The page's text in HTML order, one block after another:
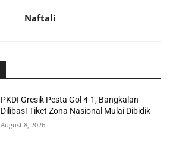
Naftali
PKDI Gresik Pesta Gol 4-1, Bangkalan
Dilibas! Tiket Zona Nasional Mulai Dibidik
August 8, 2026